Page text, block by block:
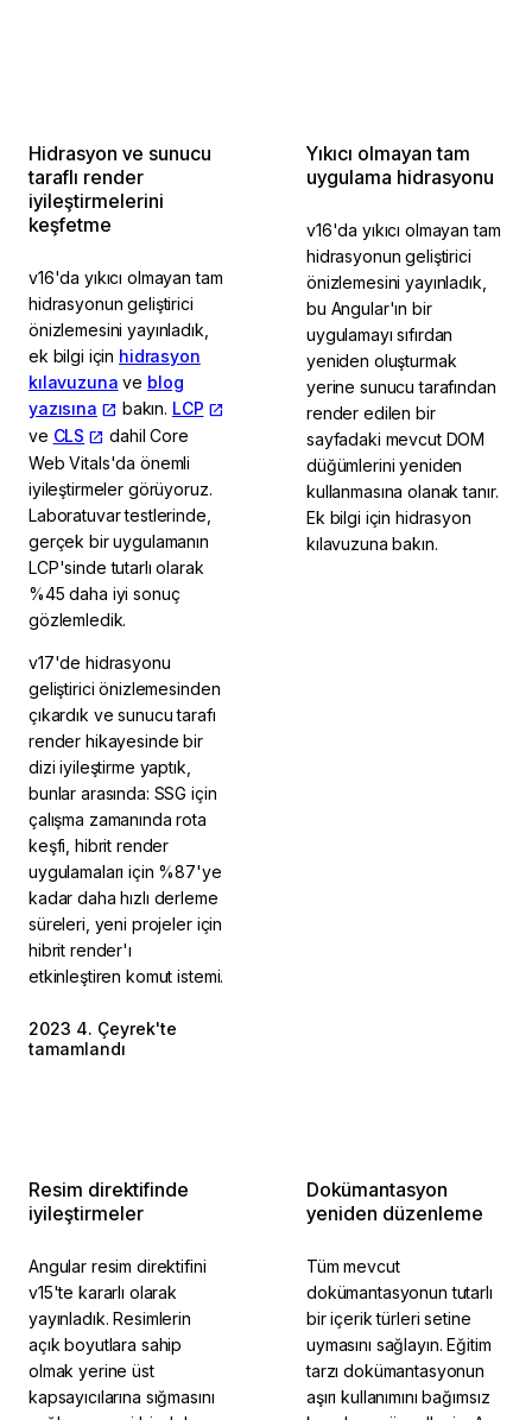
Hidrasyon ve sunucu
taraflı render
iyileştirmelerini
keşfetme
v16'da yıkıcı olmayan tam
hidrasyonun geliştirici
önizlemesini yayınladık,
ek bilgi için hidrasyon
kılavuzuna ve blog
yazısına
bakın. LCP
ve CLS
dahil Core
Web Vitals'da önemli
iyileştirmeler görüyoruz.
Laboratuvar testlerinde,
gerçek bir uygulamanın
LCP'sinde tutarlı olarak
%45 daha iyi sonuç
gözlemledik.
v17'de hidrasyonu
geliştirici önizlemesinden
çıkardık ve sunucu tarafı
render hikayesinde bir
dizi iyileştirme yaptık,
bunlar arasında: SSG için
çalışma zamanında rota
keşfi, hibrit render
uygulamaları için %87'ye
kadar daha hızlı derleme
süreleri, yeni projeler için
hibrit render'ı
etkinleştiren komut istemi.
2023 4. Çeyrek'te
tamamlandı
Yıkıcı olmayan tam
uygulama hidrasyonu
v16'da yıkıcı olmayan tam
hidrasyonun geliştirici
önizlemesini yayınladık,
bu Angular'ın bir
uygulamayı sıfırdan
yeniden oluşturmak
yerine sunucu tarafından
render edilen bir
sayfadaki mevcut DOM
düğümlerini yeniden
kullanmasına olanak tanır.
Ek bilgi için hidrasyon
kılavuzuna bakın.
Resim direktifinde
iyileştirmeler
Angular resim direktifini
v15'te kararlı olarak
yayınladık. Resimlerin
açık boyutlara sahip
olmak yerine üst
kapsayıcılarına sığmasını
Dokümantasyon
yeniden düzenleme
Tüm mevcut
dokümantasyonun tutarlı
bir içerik türleri setine
uymasını sağlayın. Eğitim
tarzı dokümantasyonun
aşırı kullanımını bağımsız